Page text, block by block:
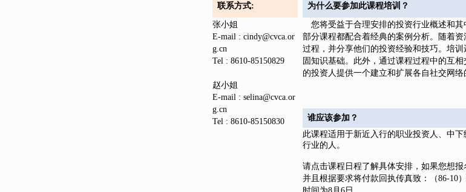
联系方式:
为什么要参加此课程培训？
张小姐
E-mail : cindy@cvca.or
g.cn
Tel : 8610-85150829
赵小姐
E-mail : selina@cvca.or
g.cn
Tel : 8610-85150830
您将受益于合理安排的投资行业概述和
部分课程都配合着经典的案例分析。随着
过程，并分享他们的投资经验和技巧。培
固知识基础。此外，通过课程过程中的互
的投资人提供一个建立和扩展各自社交网络
谁应该参加？
此课程适用于新近入行的职业投资人、中
行业的人。
请点击课程日程了解具体安排，如果您想
并且根据要求将付款回执传真致：（86-10